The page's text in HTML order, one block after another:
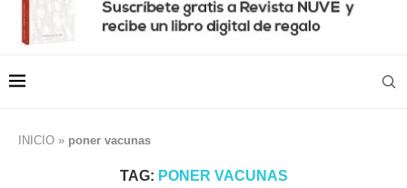
INICIO » poner vacunas
TAG: PONER VACUNAS